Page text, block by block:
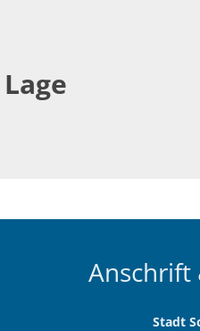
Lage
Anschrift
Stadt